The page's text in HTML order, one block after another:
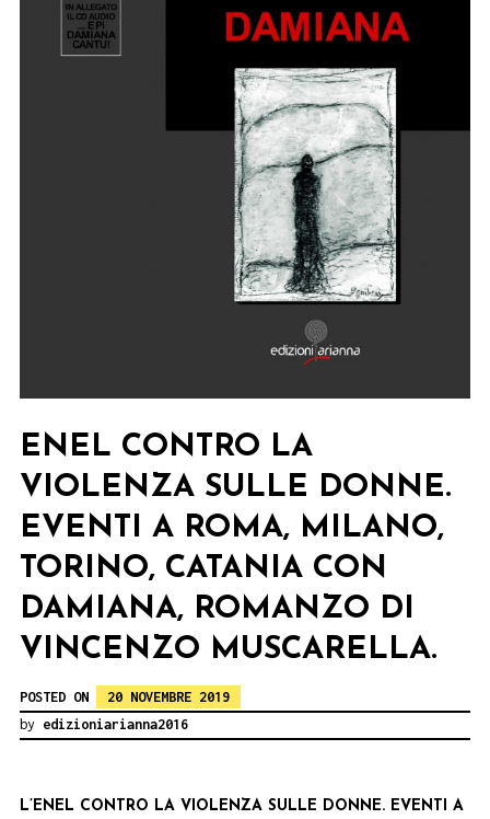
ENEL CONTRO LA
VIOLENZA SULLE DONNE.
EVENTI A ROMA, MILANO,
TORINO, CATANIA CON
DAMIANA, ROMANZO DI
VINCENZO MUSCARELLA.
POSTED ON
20 NOVEMBRE 2019
by edizioniarianna2016
L’ENEL CONTRO LA VIOLENZA SULLE DONNE. EVENTI A